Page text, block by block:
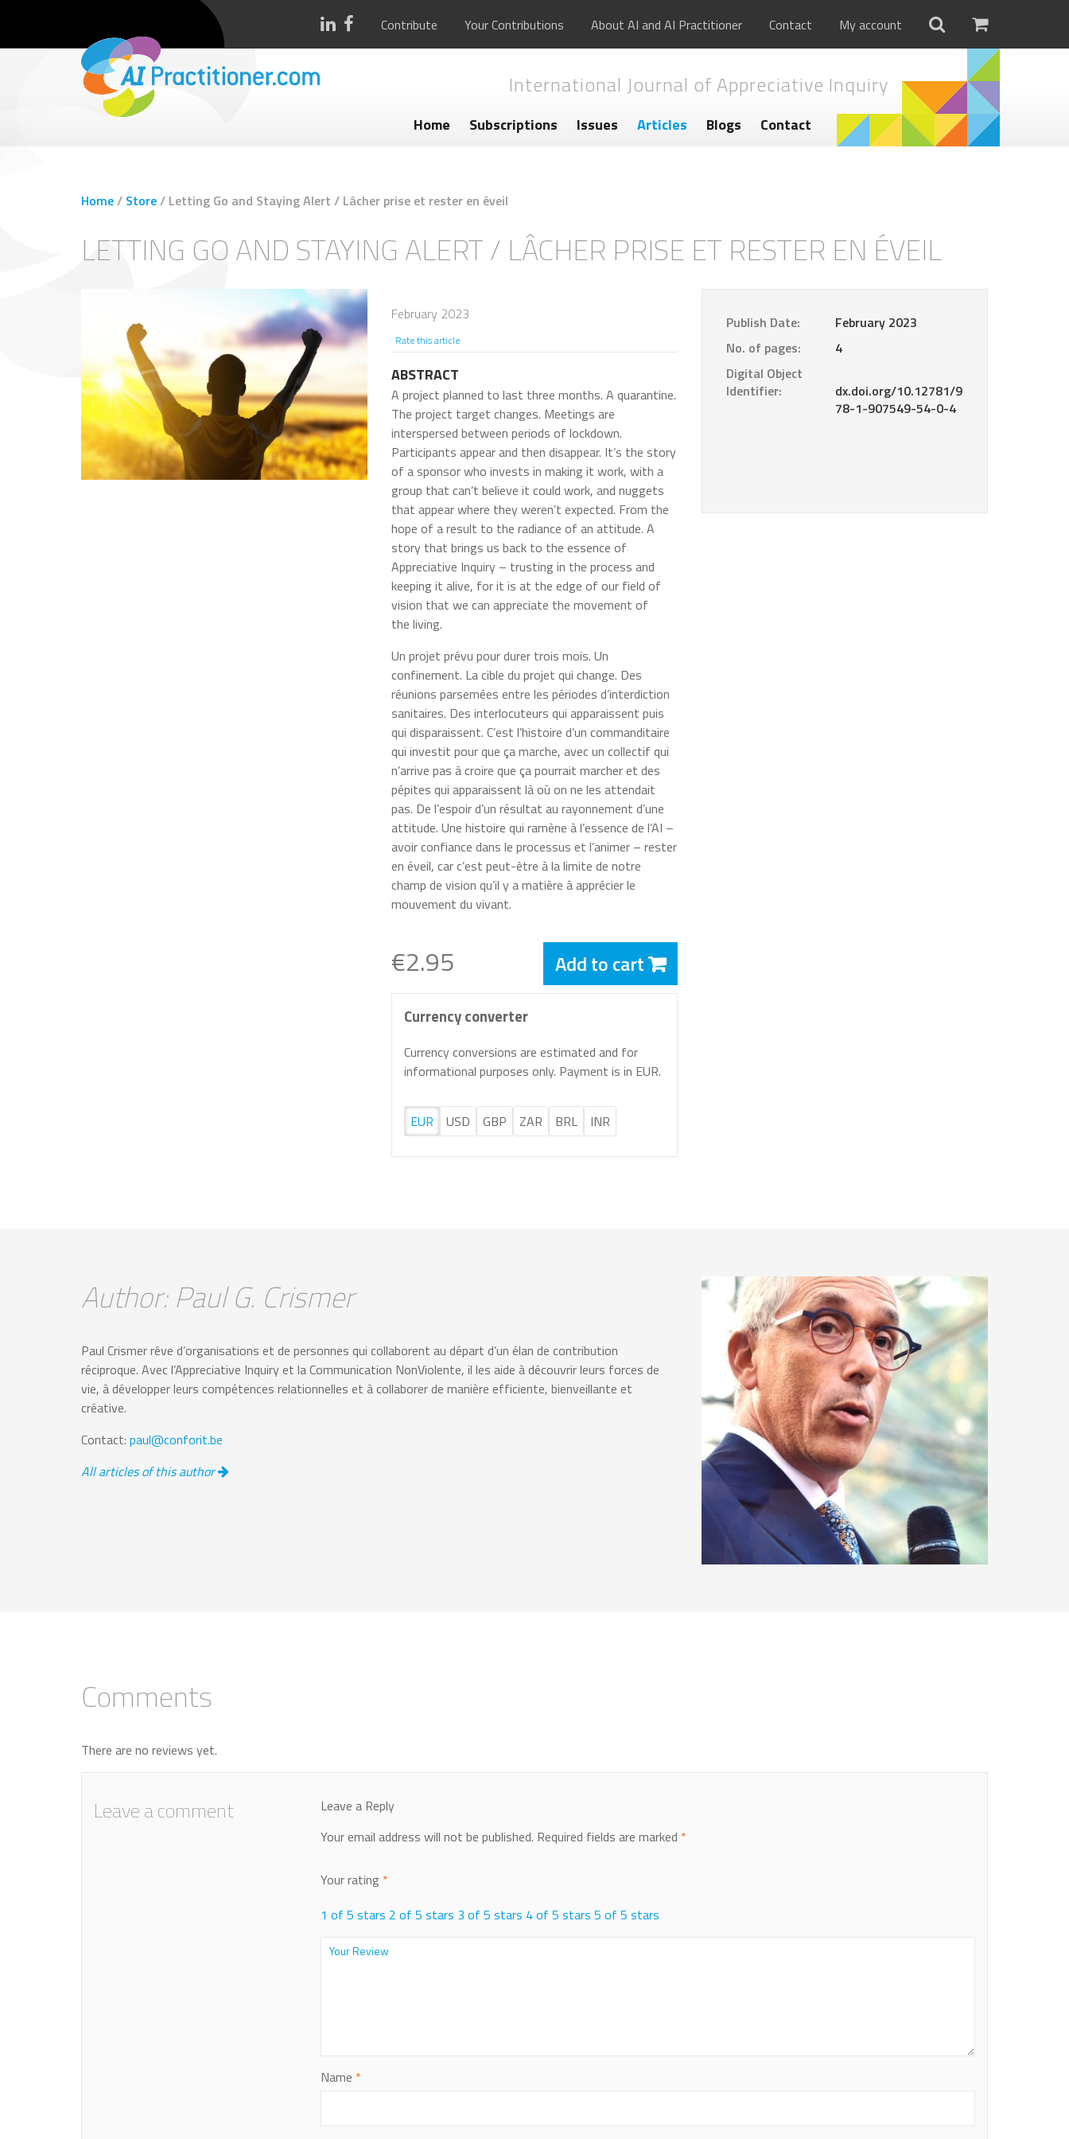
Contribute Your Contributions About AI and AI Practitioner Contact My account
International Journal of Appreciative Inquiry
Home Subscriptions Issues Articles Blogs Contact
Home/ Store/ Letting Go and Staying Alert / Lâcher prise et rester en éveil
LETTING GO AND STAYING ALERT / LÂCHER PRISE ET RESTER EN ÉVEIL
February 2023
Rate this article
ABSTRACT
A project planned to last three months. A quarantine.
The project target changes. Meetings are
interspersed between periods of lockdown.
Participants appear and then disappear. It’s the story
of a sponsor who invests in making it work, with a
group that can’t believe it could work, and nuggets
that appear where they weren’t expected. From the
hope of a result to the radiance of an attitude. A
story that brings us back to the essence of
Appreciative Inquiry – trusting in the process and
keeping it alive, for it is at the edge of our field of
vision that we can appreciate the movement of
the living.
Un projet prévu pour durer trois mois. Un
confinement. La cible du projet qui change. Des
réunions parsemées entre les périodes d’interdiction
sanitaires. Des interlocuteurs qui apparaissent puis
qui disparaissent. C’est l’histoire d’un commanditaire
qui investit pour que ça marche, avec un collectif qui
n’arrive pas à croire que ça pourrait marcher et des
pépites qui apparaissent là où on ne les attendait
pas. De l’espoir d’un résultat au rayonnement d’une
attitude. Une histoire qui ramène à l’essence de l’AI –
avoir confiance dans le processus et l’animer – rester
en éveil, car c’est peut-être à la limite de notre
champ de vision qu’il y a matière à apprécier le
mouvement du vivant.
€2.95 Add to cart
Currency converter
Currency conversions are estimated and for
informational purposes only. Payment is in EUR.
EUR USD GBP ZAR BRL INR
Publish Date:
February 2023
No. of pages:
4
Digital Object
Identifier:
dx.doi.org/10.12781/9
78-1-907549-54-0-4
Author: Paul G. Crismer
Paul Crismer rêve d’organisations et de personnes qui collaborent au départ d’un élan de contribution
réciproque. Avec l’Appreciative Inquiry et la Communication NonViolente, il les aide à découvrir leurs forces de
vie, à développer leurs compétences relationnelles et à collaborer de manière efficiente, bienveillante et
créative.
Contact: paul@conforit.be
All articles of this author
Comments
There are no reviews yet.
Leave a comment
Leave a Reply
Your email address will not be published. Required fields are marked *
Your rating *
1 of 5 stars 2 of 5 stars 3 of 5 stars 4 of 5 stars 5 of 5 stars
Name *